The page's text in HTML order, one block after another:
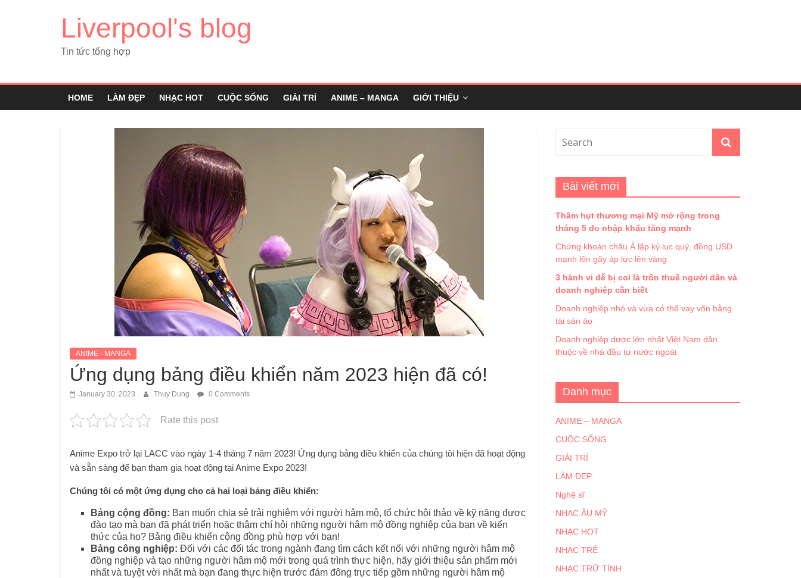
Liverpool's blog
Tin tức tổng hợp
HOME LÀM ĐẸP NHẠC HOT CUỘC SỐNG GIẢI TRÍ ANIME – MANGA GIỚI THIỆU
ANIME - MANGA
Ứng dụng bảng điều khiển năm 2023 hiện đã có!
January 30, 2023 Thuy Dung 0 Comments
Rate this post
Anime Expo trở lại LACC vào ngày 1-4 tháng 7 năm 2023! Ứng dụng bảng điều khiển của chúng tôi hiện đã hoạt động
và sẵn sàng để bạn tham gia hoạt động tại Anime Expo 2023!
Chúng tôi có một ứng dụng cho cả hai loại bảng điều khiển:
Bảng cộng đồng: Bạn muốn chia sẻ trải nghiệm với người hâm mộ, tổ chức hội thảo về kỹ năng được
đào tạo mà bạn đã phát triển hoặc thậm chí hỏi những người hâm mộ đồng nghiệp của bạn về kiến ​​
thức của họ? Bảng điều khiển cộng đồng phù hợp với bạn!
Bảng công nghiệp: Đối với các đối tác trong ngành đang tìm cách kết nối với những người hâm mộ
đồng nghiệp và tạo những người hâm mộ mới trong quá trình thực hiện, hãy giới thiệu sản phẩm mới
nhất và tuyệt vời nhất mà bạn đang thực hiện trước đám đông trực tiếp gồm những người hâm mộ
Bài viết mới
Thâm hụt thương mại Mỹ mở rộng trong
tháng 5 do nhập khẩu tăng mạnh
Chứng khoán châu Á lập kỷ lục quý, đồng USD
mạnh lên gây áp lực lên vàng
3 hành vi dễ bị coi là trốn thuế người dân và
doanh nghiệp cần biết
Doanh nghiệp nhỏ và vừa có thể vay vốn bằng
tài sản ảo
Doanh nghiệp dược lớn nhất Việt Nam dần
thuộc về nhà đầu tư nước ngoài
Danh mục
ANIME – MANGA
CUỘC SỐNG
GIẢI TRÍ
LÀM ĐẸP
Nghệ sĩ
NHẠC ÂU MỸ
NHẠC HOT
NHẠC TRẺ
NHẠC TRỮ TÌNH